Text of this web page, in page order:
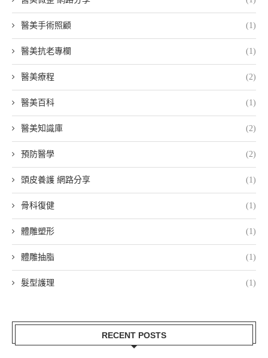
醫美手術照顧 (1)
醫美抗老專欄 (1)
醫美療程 (2)
醫美百科 (1)
醫美知識庫 (2)
預防醫學 (2)
頭皮養護 網路分享 (1)
骨科復健 (1)
體雕塑形 (1)
體雕抽脂 (1)
髮型護理 (1)
RECENT POSTS